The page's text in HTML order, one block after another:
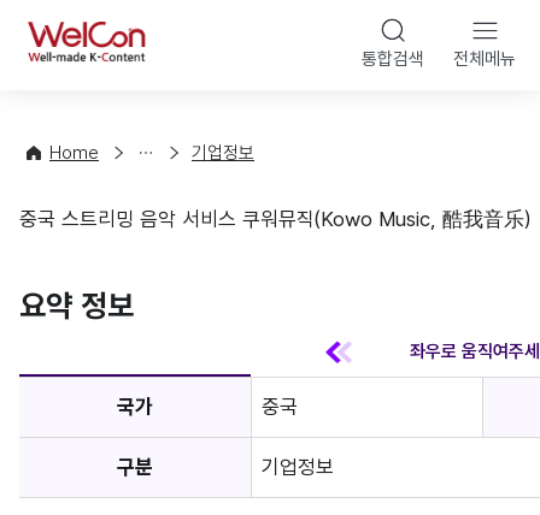
WelCon 통합검색 전체메뉴
Home
컨
팅
해
기
정
기업정보
기업정보
중국 스트리밍 음악 서비스 쿠워뮤직(Kowo Music, 酷我音乐)
요약 정보
국가 중국
구분 기업정보